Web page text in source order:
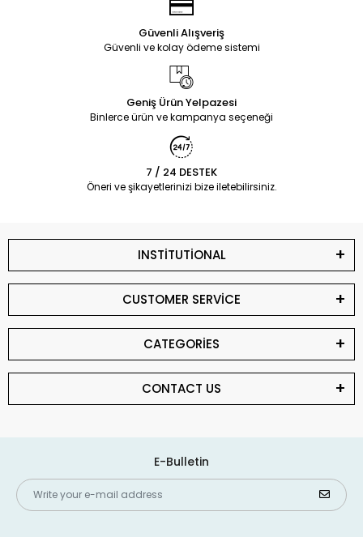
Güvenli Alışveriş
Güvenli ve kolay ödeme sistemi
Geniş Ürün Yelpazesi
Binlerce ürün ve kampanya seçeneği
7 / 24 DESTEK
Öneri ve şikayetlerinizi bize iletebilirsiniz.
INSTİTUTİONAL
CUSTOMER SERVİCE
CATEGORİES
CONTACT US
E-Bulletin